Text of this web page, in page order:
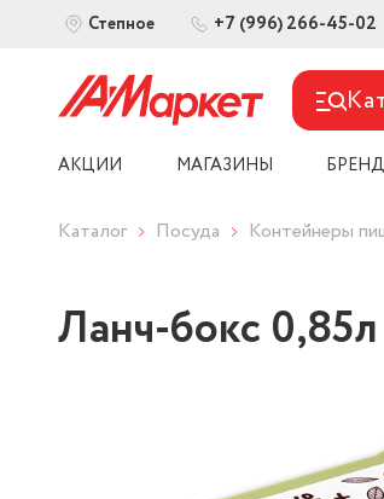
Степное +7 (996) 266-45-02
АКЦИИ МАГАЗИНЫ
Каталог Посуда Контейнеры
Ланч-бокс